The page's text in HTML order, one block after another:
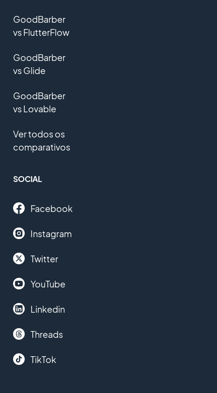
GoodBarber
vs FlutterFlow
GoodBarber
vs Glide
GoodBarber
vs Lovable
Ver todos os
comparativos
SOCIAL
Facebook
Instagram
Twitter
YouTube
Linkedin
Threads
TikTok